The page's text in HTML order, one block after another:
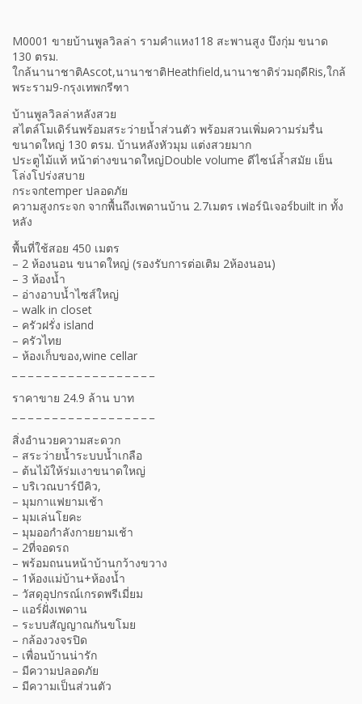
M0001 ขายบ้านพูลวิลล่า รามคำแหง118 สะพานสูง บึงกุ่ม ขนาด
130 ตรม.
ใกล้นานาชาติAscot,นานาชาติHeathfield,นานาชาติร่วมฤดีRis,ใกล้
พระราม9-กรุงเทพกรีฑา
บ้านพูลวิลล่าหลังสวย
สไตล์โมเดิร์นพร้อมสระว่ายน้ำส่วนตัว พร้อมสวนเพิ่มความร่มรื่น
ขนาดใหญ่ 130 ตรม. บ้านหลังหัวมุม แต่งสวยมาก
ประตูไม้แท้ หน้าต่างขนาดใหญ่Double volume ดีไซน์ล้ำสมัย เย็น
โล่งโปร่งสบาย
กระจกtemper ปลอดภัย
ความสูงกระจก จากพื้นถึงเพดานบ้าน 2.7เมตร เฟอร์นิเจอร์built in ทั้ง
หลัง
พื้นที่ใช้สอย 450 เมตร
– 2 ห้องนอน ขนาดใหญ่ (รองรับการต่อเติม 2ห้องนอน)
– 3 ห้องน้ำ
– อ่างอาบน้ำไซส์ใหญ่
– walk in closet
– ครัวฝรั่ง island
– ครัวไทย
– ห้องเก็บของ,wine cellar
ราคาขาย 24.9 ล้าน บาท
สิ่งอำนวยความสะดวก
– สระว่ายน้ำระบบน้ำเกลือ
– ต้นไม้ให้ร่มเงาขนาดใหญ่
– บริเวณบาร์บีคิว,
– มุมกาแฟยามเช้า
– มุมเล่นโยคะ
– มุมออกำลังกายยามเช้า
– 2ที่จอดรถ
– พร้อมถนนหน้าบ้านกว้างขวาง
– 1ห้องแม่บ้าน+ห้องน้ำ
– วัสดุอุปกรณ์เกรดพรีเมี่ยม
– แอร์ฝั่งเพดาน
– ระบบสัญญาณกันขโมย
– กล้องวงจรปิด
– เพื่อนบ้านน่ารัก
– มีความปลอดภัย
– มีความเป็นส่วนตัว